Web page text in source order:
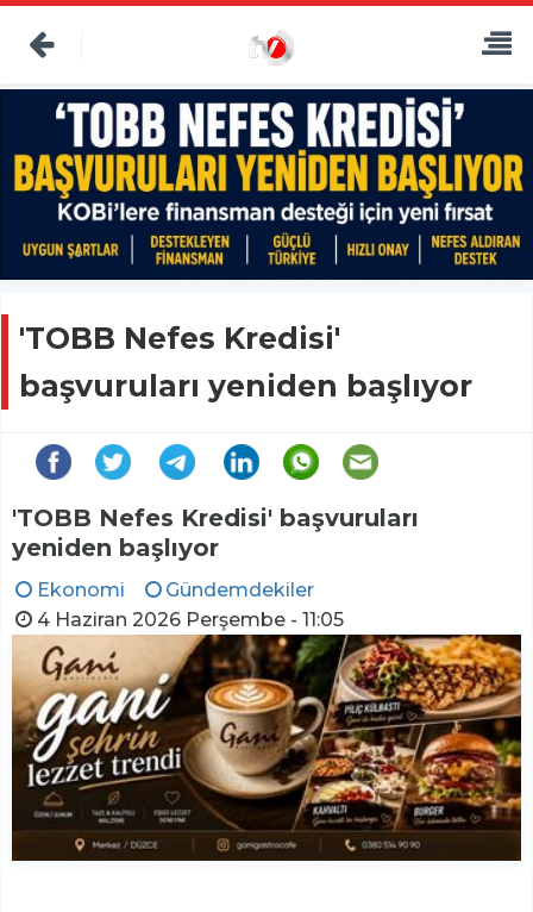
'TOBB Nefes Kredisi'
başvuruları yeniden başlıyor
'TOBB Nefes Kredisi' başvuruları
yeniden başlıyor
Ekonomi
Gündemdekiler
4 Haziran 2026 Perşembe - 11:05